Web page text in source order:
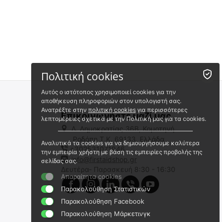
Elite Bags QUIKLITTER LITE
Φορείο Μεταφοράς Ασθενούς
Άμεσα διαθέσιμο
Αποστολή εντός 24 ωρών
NORSE RESCUE Light
Extrication Device Συσκευή-
Σεντόνι Απομάκρυνσης
Ασθενή
LS-49
Άμεσα διαθέσιμο
Αποστολή εντός 24 ωρών
€29.00
Επικοινωνήστε μαζί μας
Λ. Δημοκρατίας 36Β, Κομοτηνή
Ροδόπη,Τ.Κ. 69133, Ελλάδα
+302531071946
info@firstaidshop.gr
Δευτέρα- Παρασκευή 8:30 - 16:30
Πολιτική cookies
Αυτός ο ιστότοπος χρησιμοποιεί cookies για την
αποθήκευση πληροφοριών στον υπολογιστή σας.
Ανατρέξτε στην πολιτική cookies για περισσότερες
λεπτομέρειες σχετικά με την Πολιτική μας για τα cookies.
Αναλυτικά τα cookies για να δημιουργήσουμε καλύτερα
την εμπειρία χρήστη με βάση τις εμπειρίες προβολής της
σελίδας σας.
Απαραίτητα cookies
Παρακολούθηση Στατιστικών
Παρακολούθηση Facebook
Παρακολούθηση Μάρκετινγκ